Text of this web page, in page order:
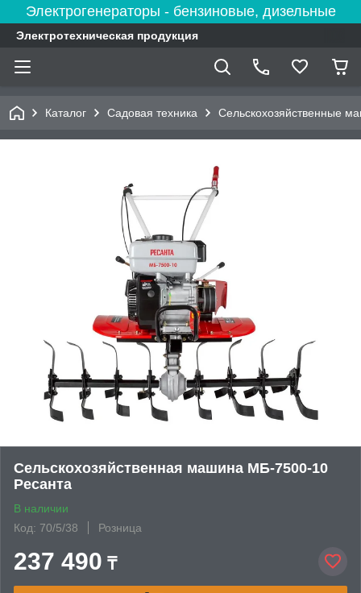
Электрогенераторы - бензиновые, дизельные
Электротехническая продукция
Каталог Садовая техника Сельскохозяйственные
Сельскохозяйственная машина МБ-7500-10
Ресанта
В наличии
Код: 70/5/38
Розница
237 490 ₸